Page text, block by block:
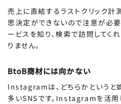
売上に直結するラストクリック計
思決定ができないので注意が必
ービスを知り、検索で訪問してく
りません。
BtoB商材には向かない
Instagramは、どちらかという
多いSNSです。Instagramを活用